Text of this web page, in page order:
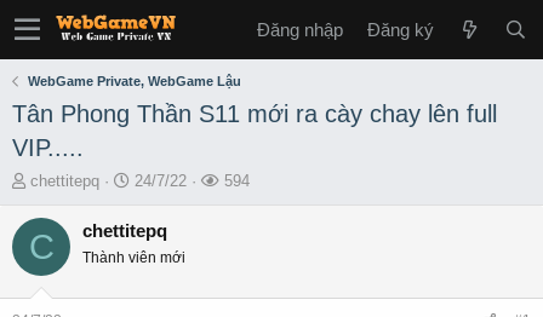
Đăng nhập Đăng ký
WebGame Private, WebGame Lậu
Tân Phong Thần S11 mới ra cày chay lên full
VIP.....
T
r
e
s
chettitepq
S
a
t
24/7/22
L
594
C chettitepq
Thành viên mới